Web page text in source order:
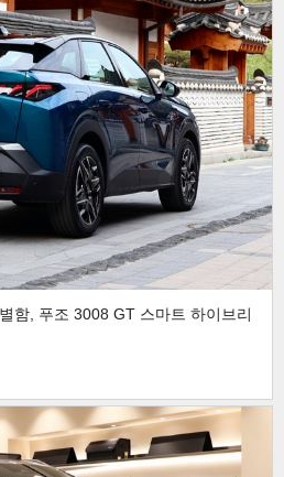
함, 푸조 3008 GT 스마트 하이브리